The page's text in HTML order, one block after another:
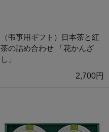
（弔事用ギフト）日本茶と紅
茶の詰め合わせ 「花かんざ
し」
2,700円